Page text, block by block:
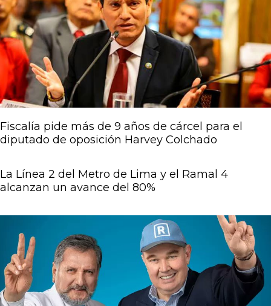
Fiscalía pide más de 9 años de cárcel para el
diputado de oposición Harvey Colchado
La Línea 2 del Metro de Lima y el Ramal 4
alcanzan un avance del 80%